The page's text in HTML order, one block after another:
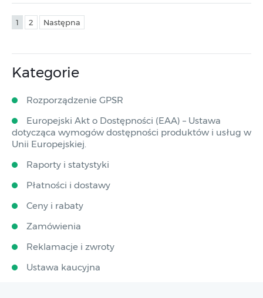
1 2 Następna
Kategorie
Rozporządzenie GPSR
Europejski Akt o Dostępności (EAA) – Ustawa
dotycząca wymogów dostępności produktów i usług w
Unii Europejskiej.
Raporty i statystyki
Płatności i dostawy
Ceny i rabaty
Zamówienia
Reklamacje i zwroty
Ustawa kaucyjna